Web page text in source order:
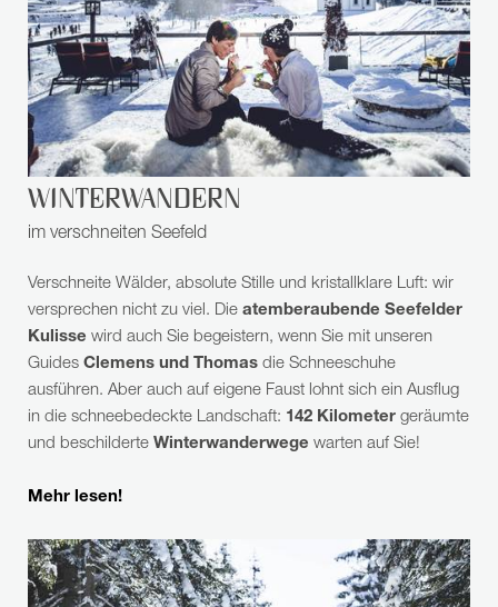
WINTERWANDERN
im verschneiten Seefeld
Verschneite Wälder, absolute Stille und kristallklare Luft: wir
versprechen nicht zu viel. Die atemberaubende Seefelder
Kulisse wird auch Sie begeistern, wenn Sie mit unseren
Guides Clemens und Thomas die Schneeschuhe
ausführen. Aber auch auf eigene Faust lohnt sich ein Ausflug
in die schneebedeckte Landschaft: 142 Kilometer geräumte
und beschilderte Winterwanderwege warten auf Sie!
Mehr lesen!